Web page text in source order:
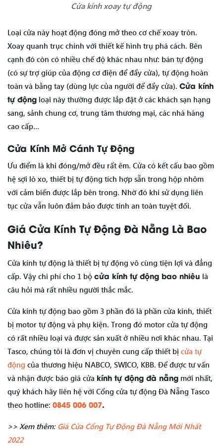
Cửa kính xoay tự động
Loại cửa này hoạt động đóng mở theo cơ chế xoay tròn.
Xoay quanh trục chính với thiết kế hình trụ phá cách. Bên
cạnh đó còn có nhiều chế độ khác nhau như: bán tự động
(có sự trợ giúp của động cơ điện để đẩy cửa), tự động hoàn
toàn và bằng tay (dùng lực của người để đẩy cửa). Cửa kính
tự động loại này thường được lắp đặt ở các khách sạn hạng
sang, sảnh chung cơ, trung tâm thương mại, các nhà hàng
cao cấp…
Cửa Kính Mở Cánh Tự Động
Ưu điểm là khi đóng/mở đều rất êm. Cửa có kết cấu bao gồm
hệ sợi lò xo, thiết bị tự động tích hợp sẵn trong hộp nhôm
với cảm biến được lắp bên trong. Nhờ đó khi sử dụng liên
tục cửa vẫn luôn đảm bảo được tính an toàn tuyệt đối.
Giá Cửa Kính Tự Động Đà Nẵng Là Bao
Nhiêu?
Cửa kính tự động là thiết bị tự động vô cùng tiện lợi và đẳng
cấp. Vậy chi phí cho 1 bộ cửa kính tự động bao nhiêu là
câu hỏi mà rất nhiều người thắc mắc.
Cửa kính tự động bao gồm 3 phần đó là phần cửa kính, thiết
bị motor tự động và phụ kiện. Trong đó motor cửa tự động
có rất nhiều loại và được sản xuất ở nhiều nơi khác nhau. Tại
Tasco, chúng tôi là đơn vị chuyên cung cấp thiết bị cửa tự
động của thương hiệu NABCO, SWICO, KBB. Để được tư vấn
và nhận được báo giá cửa kính tự động đà nẵng mới nhất,
quý khách hãy liên hệ với Cổng cửa tự động Đà Nẵng Tasco
theo hotline: 0845 006 007.
>> Xem thêm: Giá Cửa Cổng Tự Động Đà Nẵng Mới Nhất
2022